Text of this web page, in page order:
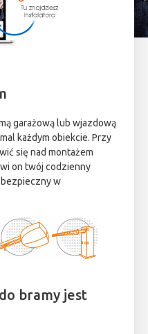
garażową lub wjazdową
każdym obiekcie. Przy
się nad montażem
on twój codzienny
w
bramy jest